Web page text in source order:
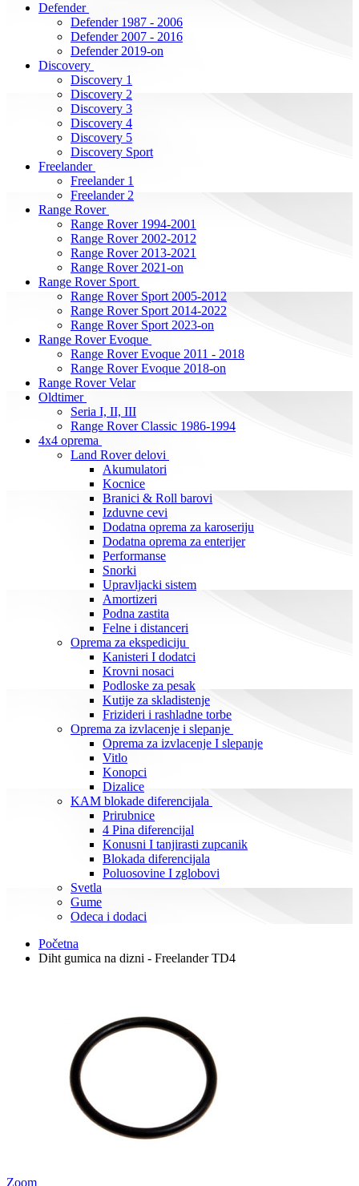
Defender
Defender 1987 - 2006
Defender 2007 - 2016
Defender 2019-on
Discovery
Discovery 1
Discovery 2
Discovery 3
Discovery 4
Discovery 5
Discovery Sport
Freelander
Freelander 1
Freelander 2
Range Rover
Range Rover 1994-2001
Range Rover 2002-2012
Range Rover 2013-2021
Range Rover 2021-on
Range Rover Sport
Range Rover Sport 2005-2012
Range Rover Sport 2014-2022
Range Rover Sport 2023-on
Range Rover Evoque
Range Rover Evoque 2011 - 2018
Range Rover Evoque 2018-on
Range Rover Velar
Oldtimer
Seria I, II, III
Range Rover Classic 1986-1994
4x4 oprema
Land Rover delovi
Akumulatori
Kocnice
Branici & Roll barovi
Izduvne cevi
Dodatna oprema za karoseriju
Dodatna oprema za enterijer
Performanse
Snorki
Upravljacki sistem
Amortizeri
Podna zastita
Felne i distanceri
Oprema za ekspediciju
Kanisteri I dodatci
Krovni nosaci
Podloske za pesak
Kutije za skladistenje
Frizideri i rashladne torbe
Oprema za izvlacenje i slepanje
Oprema za izvlacenje I slepanje
Vitlo
Konopci
Dizalice
KAM blokade diferencijala
Prirubnice
4 Pina diferencijal
Konusni I tanjirasti zupcanik
Blokada diferencijala
Poluosovine I zglobovi
Svetla
Gume
Odeca i dodaci
Početna
Diht gumica na dizni - Freelander TD4
Zoom